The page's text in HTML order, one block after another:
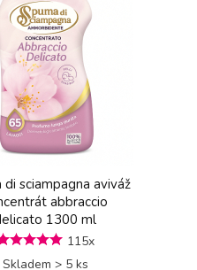
di sciampagna aviváž
abbraccio
1300 ml
115x
Skladem > 5 ks